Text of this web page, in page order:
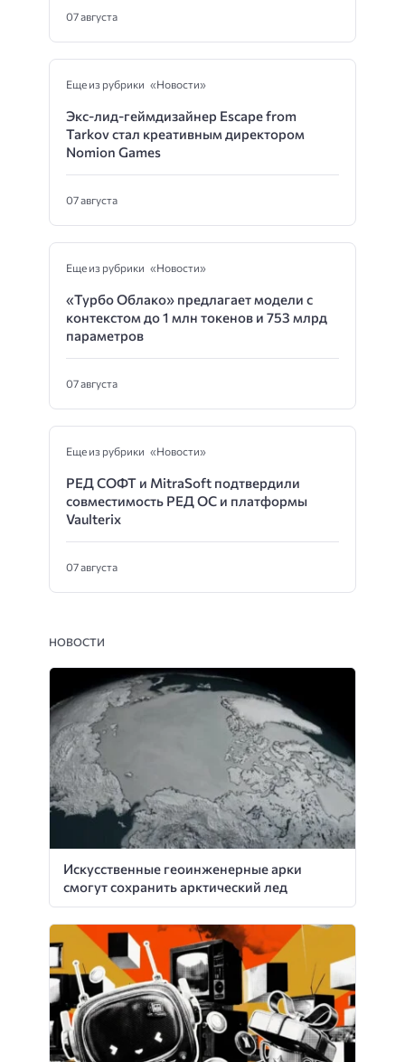
07 августа
Еще из рубрики «Новости»
Экс-лид-геймдизайнер Escape from
Tarkov стал креативным директором
Nomion Games
07 августа
Еще из рубрики «Новости»
«Турбо Облако» предлагает модели с
контекстом до 1 млн токенов и 753 млрд
параметров
07 августа
Еще из рубрики «Новости»
РЕД СОФТ и MitraSoft подтвердили
совместимость РЕД ОС и платформы
Vaulterix
07 августа
НОВОСТИ
Искусственные геоинженерные арки
смогут сохранить арктический лед